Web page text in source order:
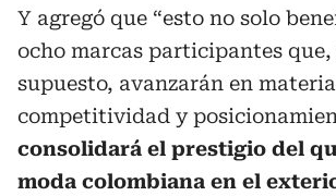
Y agregó que “esto no solo
ocho marcas participantes
supuesto, avanzarán en
competitividad y
consolidará el prestigio del
moda colombiana en el